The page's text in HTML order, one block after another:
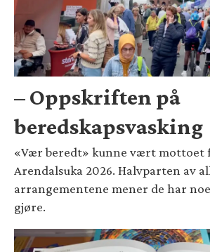
– Oppskriften på
beredskapsvasking
«Vær beredt» kunne vært mottoet
Arendalsuka 2026. Halvparten av
arrangementene mener de har
gjøre.